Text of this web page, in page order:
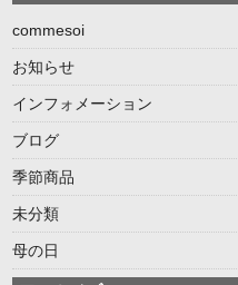
commesoi
お知らせ
インフォメーション
ブログ
季節商品
未分類
母の日